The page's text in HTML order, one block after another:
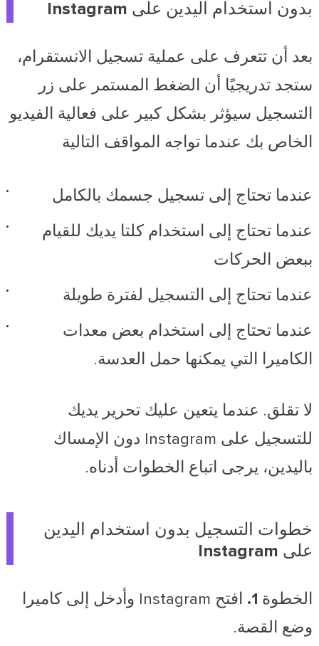
بدون استخدام اليدين على Instagram
بعد أن تتعرف على عملية تسجيل الانستقرام،
ستجد تدريجيًا أن الضغط المستمر على زر
التسجيل سيؤثر بشكل كبير على فعالية الفيديو
الخاص بك عندما تواجه المواقف التالية
عندما تحتاج إلى تسجيل جسمك بالكامل
عندما تحتاج إلى استخدام كلتا يديك للقيام
ببعض الحركات
عندما تحتاج إلى التسجيل لفترة طويلة
عندما تحتاج إلى استخدام بعض معدات
الكاميرا التي يمكنها حمل العدسة.
لا تقلق. عندما يتعين عليك تحرير يديك
للتسجيل على Instagram دون الإمساك
باليدين، يرجى اتباع الخطوات أدناه.
خطوات التسجيل بدون استخدام اليدين
على Instagram
الخطوة 1.
افتح Instagram وأدخل إلى كاميرا
وضع القصة.